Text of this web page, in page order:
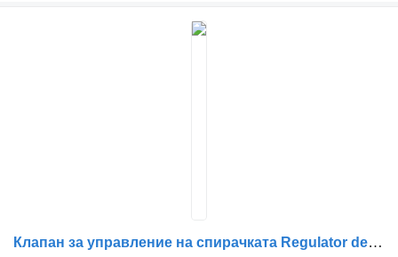
Клапан за управление на спирачката Regulator de Înălțime Cabină Față 7421321296 за камион Renault 7421321296 21321296